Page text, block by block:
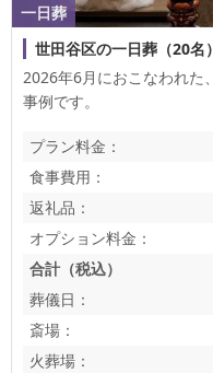
一日葬
世田谷区の一日葬（20名）
2026年6月におこなわれた、
事例です。
プラン料金：
食事費用：
返礼品：
オプション料金：
合計（税込）
葬儀日：
斎場：
火葬場：